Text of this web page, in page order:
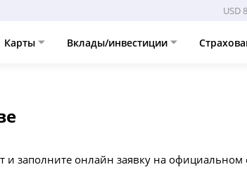
USD
Карты Вклады/инвестиции
заполните онлайн заявку на официальном